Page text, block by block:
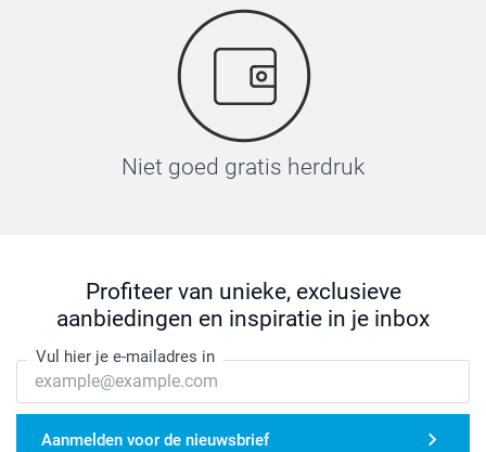
Niet goed gratis herdruk
Profiteer van unieke, exclusieve
aanbiedingen en inspiratie in je inbox
Vul hier je e-mailadres in
Aanmelden voor de nieuwsbrief